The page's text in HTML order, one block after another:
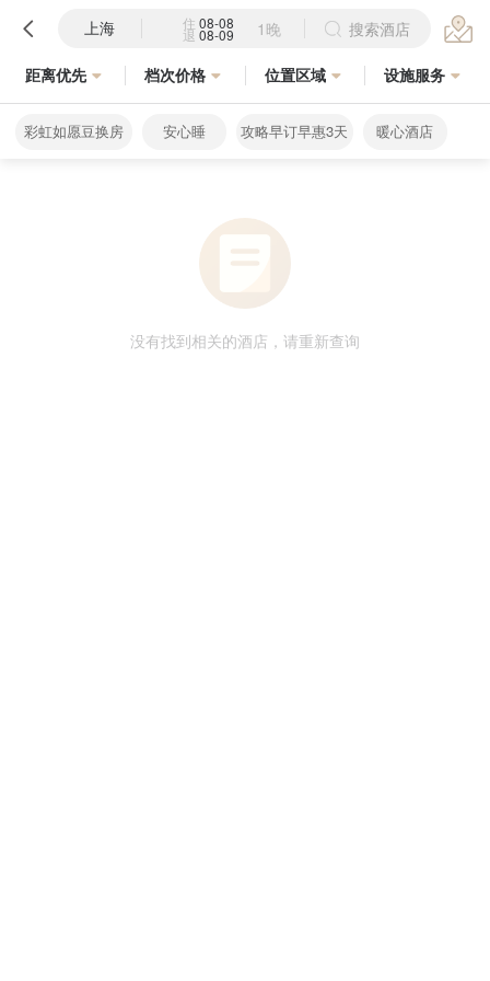
上海 住 08-08
退 08-09 1晚 搜索酒店
距离优先 档次价格 位置区域 设施服务
彩虹如愿豆换房 安心睡 攻略早订早惠3天 暖心酒店
没有找到相关的酒店，请重新查询